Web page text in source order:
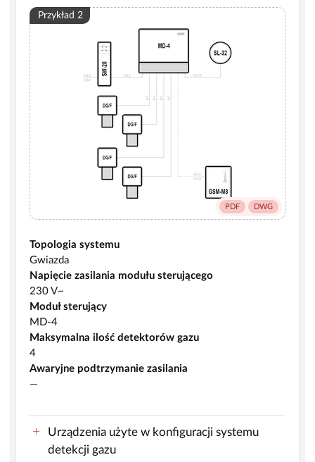
Przykład 2
PDF DWG
Topologia systemu
Gwiazda
Napięcie zasilania modułu sterującego
230 V~
Moduł sterujący
MD-4
Maksymalna ilość detektorów gazu
4
Awaryjne podtrzymanie zasilania
—
Urządzenia użyte w konfiguracji systemu
detekcji gazu